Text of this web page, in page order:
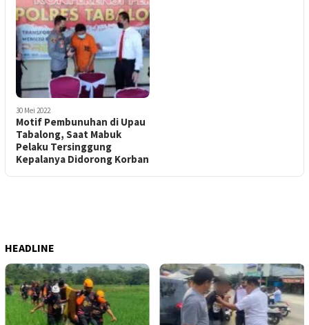
30 Mei 2022
Motif Pembunuhan di Upau
Tabalong, Saat Mabuk
Pelaku Tersinggung
Kepalanya Didorong Korban
HEADLINE